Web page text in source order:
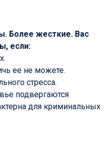
Более жесткие. Вас
если:
ее не можете.
стресса.
подвергаются
для криминальных